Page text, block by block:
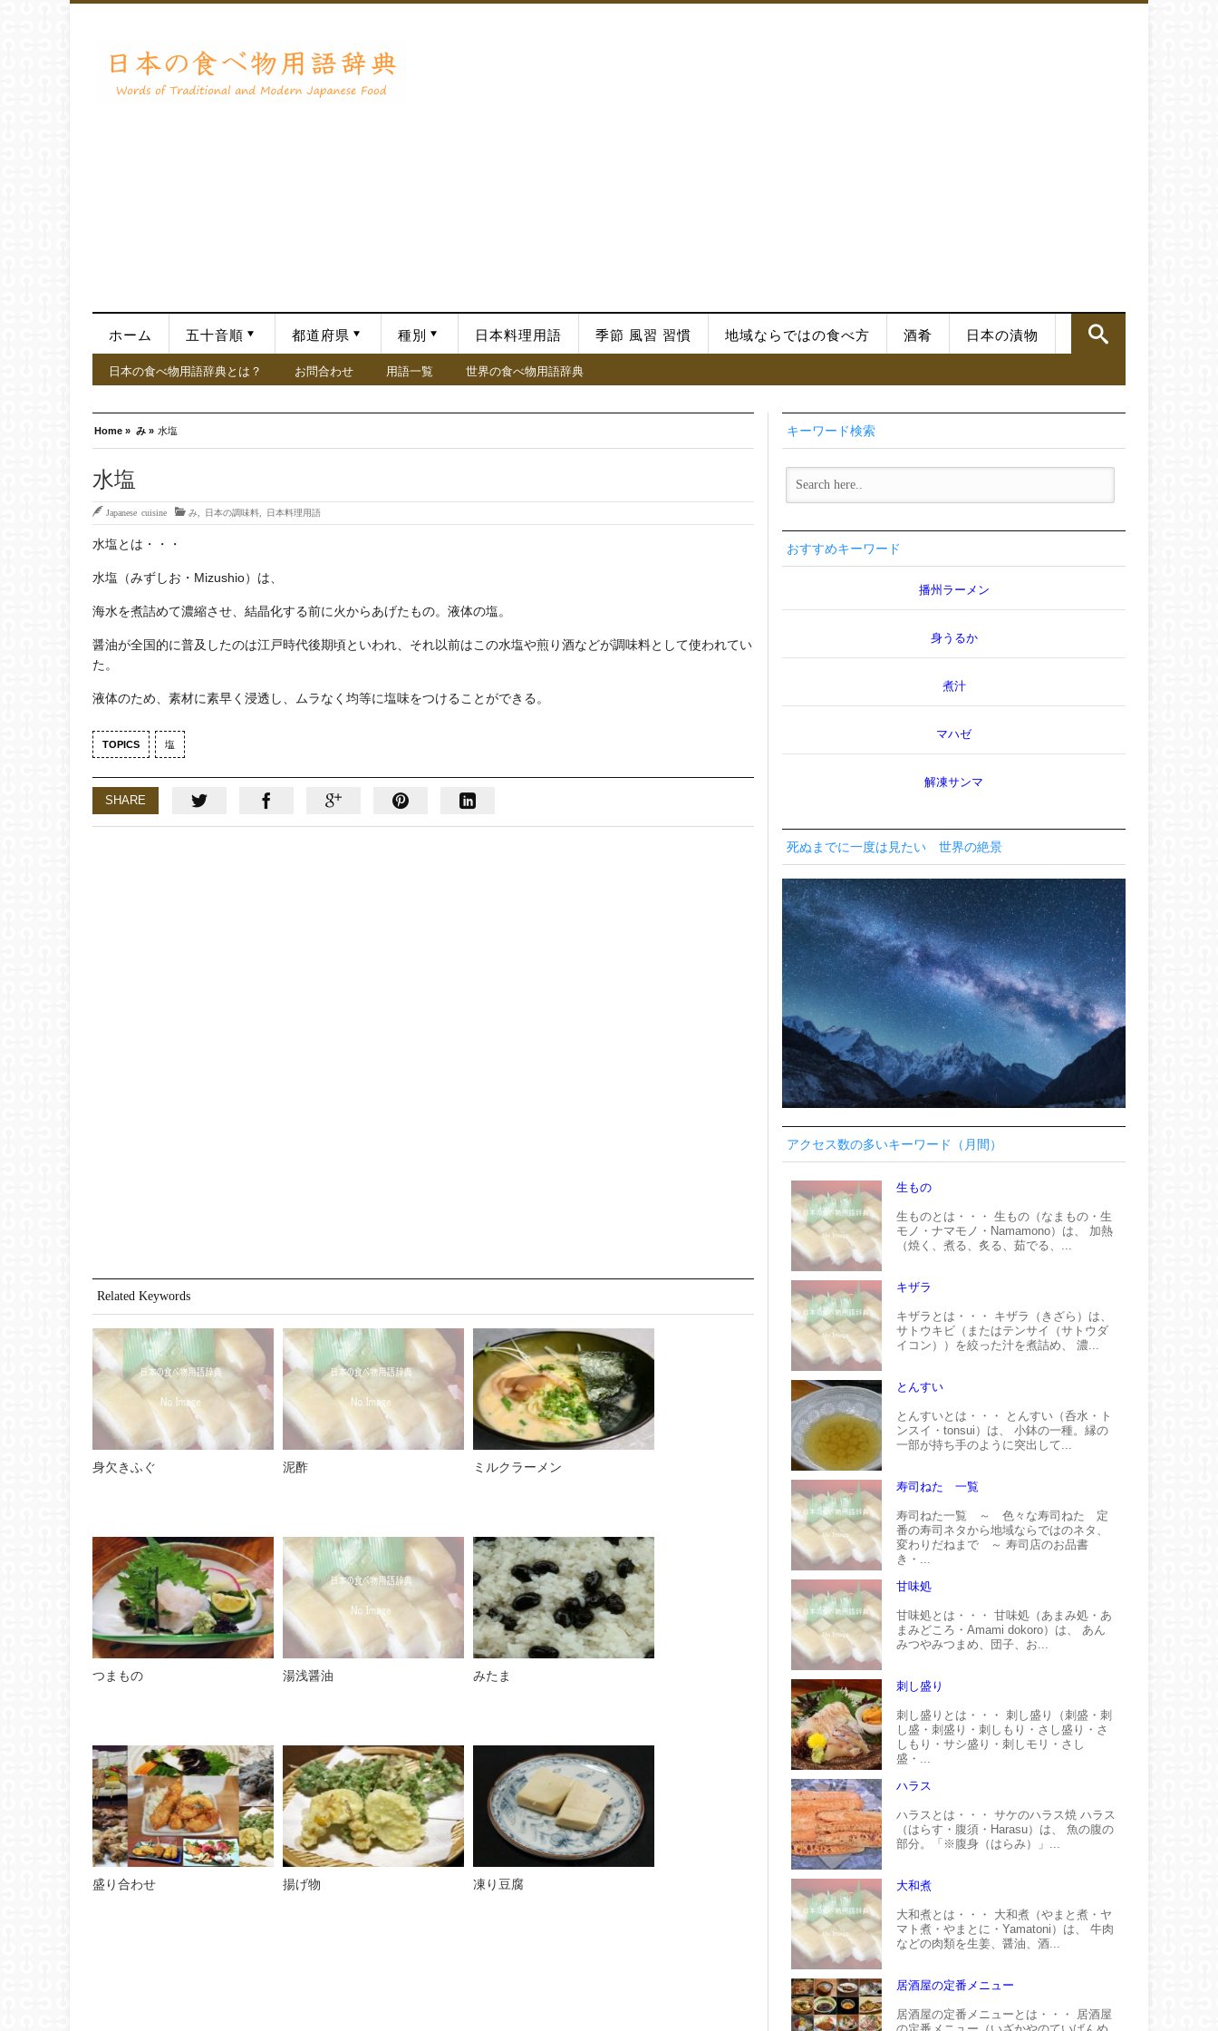
ホーム 五十音順 都道府県 種別 日本料理用語 季節 風習 習慣 地域ならではの食べ方 酒肴 日本の漬物
日本の食べ物用語辞典とは？ お問合わせ 用語一覧 世界の食べ物用語辞典
Home » み » 水塩
水塩
Japanese cuisine み 日本の調味料 日本料理用語
水塩とは・・・
水塩（みずしお・Mizushio）は、
海水を煮詰めて濃縮させ、結晶化する前に火からあげたもの。液体の塩。
醤油が全国的に普及したのは江戸時代後期頃といわれ、それ以前はこの水塩や煎り酒などが調味料として使われてい
た。
液体のため、素材に素早く浸透し、ムラなく均等に塩味をつけることができる。
TOPICS 塩
SHARE
Related Keywords
身欠きふぐ 泥酢 ミルクラーメン
つまもの 湯浅醤油 みたま
盛り合わせ 揚げ物 凍り豆腐
キーワード検索
おすすめキーワード
播州ラーメン
身うるか
煮汁
マハゼ
解凍サンマ
死ぬまでに一度は見たい 世界の絶景
アクセス数の多いキーワード（月間）
生もの
生ものとは・・・ 生もの（なまもの・生
モノ・ナマモノ・Namamono）は、 加熱
（焼く、煮る、炙る、茹でる、...
キザラ
キザラとは・・・ キザラ（きざら）は、
サトウキビ（またはテンサイ（サトウダ
イコン））を絞った汁を煮詰め、 濃...
とんすい
とんすいとは・・・ とんすい（呑水・ト
ンスイ・tonsui）は、 小鉢の一種。縁の
一部が持ち手のように突出して...
寿司ねた 一覧
寿司ねた一覧 ～ 色々な寿司ねた 定
番の寿司ネタから地域ならではのネタ、
変わりだねまで ～ 寿司店のお品書
き・...
甘味処
甘味処とは・・・ 甘味処（あまみ処・あ
まみどころ・Amami dokoro）は、 あん
みつやみつまめ、団子、お...
刺し盛り
刺し盛りとは・・・ 刺し盛り（刺盛・刺
し盛・刺盛り・刺しもり・さし盛り・さ
しもり・サシ盛り・刺しモリ・さし
盛・...
ハラス
ハラスとは・・・ サケのハラス焼 ハラス
（はらす・腹須・Harasu）は、 魚の腹の
部分。「※腹身（はらみ）」...
大和煮
大和煮とは・・・ 大和煮（やまと煮・ヤ
マト煮・やまとに・Yamatoni）は、 牛肉
などの肉類を生姜、醤油、酒...
居酒屋の定番メニュー
居酒屋の定番メニューとは・・・ 居酒屋
の定番メニュー（いざかやのていばんめ